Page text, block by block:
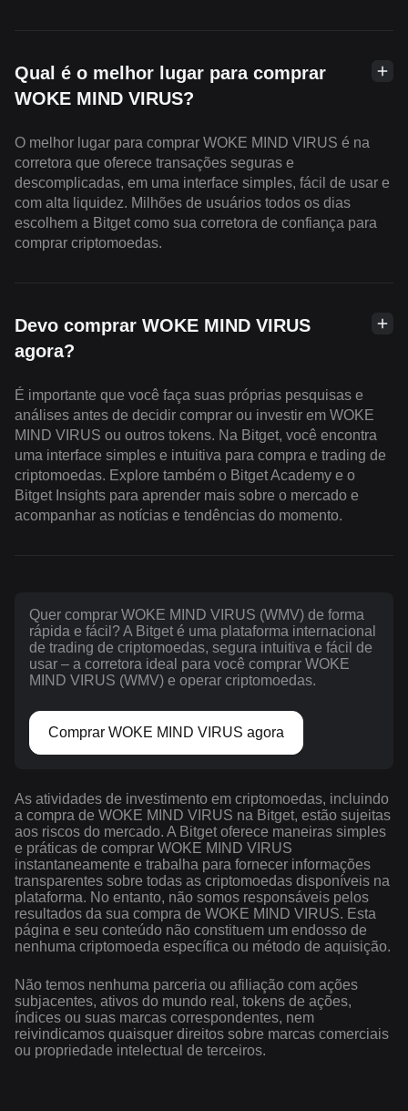
Qual é o melhor lugar para comprar
WOKE MIND VIRUS?
O melhor lugar para comprar WOKE MIND VIRUS é na
corretora que oferece transações seguras e
descomplicadas, em uma interface simples, fácil de usar e
com alta liquidez. Milhões de usuários todos os dias
escolhem a Bitget como sua corretora de confiança para
comprar criptomoedas.
Devo comprar WOKE MIND VIRUS
agora?
É importante que você faça suas próprias pesquisas e
análises antes de decidir comprar ou investir em WOKE
MIND VIRUS ou outros tokens. Na Bitget, você encontra
uma interface simples e intuitiva para compra e trading de
criptomoedas. Explore também o Bitget Academy e o
Bitget Insights para aprender mais sobre o mercado e
acompanhar as notícias e tendências do momento.
Quer comprar WOKE MIND VIRUS (WMV) de forma
rápida e fácil? A Bitget é uma plataforma internacional
de trading de criptomoedas, segura intuitiva e fácil de
usar – a corretora ideal para você comprar WOKE
MIND VIRUS (WMV) e operar criptomoedas.
Comprar WOKE MIND VIRUS agora
As atividades de investimento em criptomoedas, incluindo
a compra de WOKE MIND VIRUS na Bitget, estão sujeitas
aos riscos do mercado. A Bitget oferece maneiras simples
e práticas de comprar WOKE MIND VIRUS
instantaneamente e trabalha para fornecer informações
transparentes sobre todas as criptomoedas disponíveis na
plataforma. No entanto, não somos responsáveis pelos
resultados da sua compra de WOKE MIND VIRUS. Esta
página e seu conteúdo não constituem um endosso de
nenhuma criptomoeda específica ou método de aquisição.
Não temos nenhuma parceria ou afiliação com ações
subjacentes, ativos do mundo real, tokens de ações,
índices ou suas marcas correspondentes, nem
reivindicamos quaisquer direitos sobre marcas comerciais
ou propriedade intelectual de terceiros.